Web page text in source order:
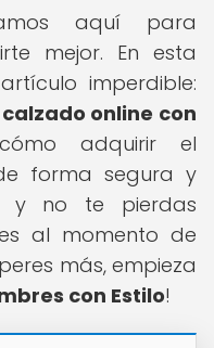
aquí para
mejor. En esta
imperdible:
online con
adquirir el
forma segura y
y no te pierdas
al momento de
más, empieza
con Estilo!